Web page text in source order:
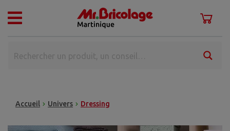
Accueil Univers Dressing